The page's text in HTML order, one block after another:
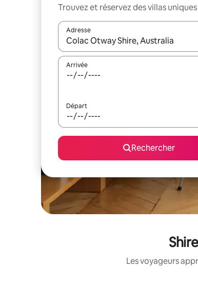
Trouvez et réservez des villas
Adresse
Lorsque les résultats s'affichent,
Arrivée
Départ
Rechercher
Les voyageurs